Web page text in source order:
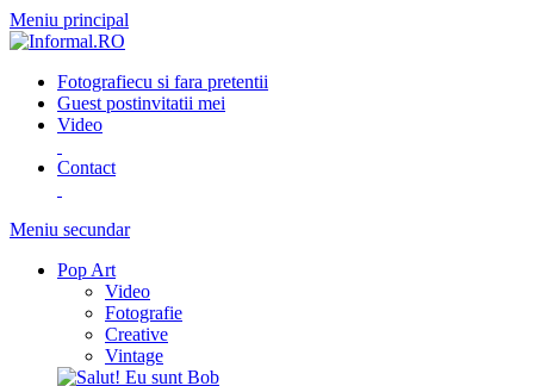
Meniu principal
Fotografiecu si fara pretentii
Guest postinvitatii mei
Video
Contact
Meniu secundar
Pop Art
Video
Fotografie
Creative
Vintage